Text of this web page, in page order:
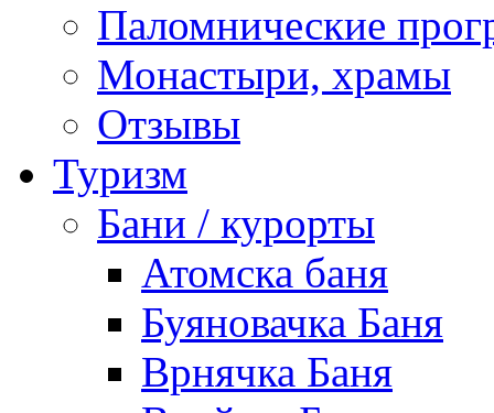
Паломнические
Монастыри, храмы
Отзывы
Туризм
Бани / курорты
Атомска баня
Буяновачка Баня
Врнячка Баня